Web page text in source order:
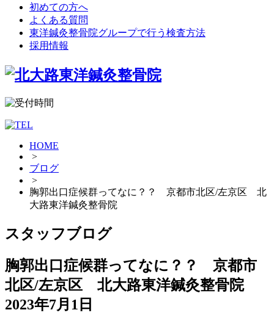
初めての方へ
よくある質問
東洋鍼灸整骨院グループで行う検査方法
採用情報
HOME
>
ブログ
>
胸郭出口症候群ってなに？？ 京都市北区/左京区 北
大路東洋鍼灸整骨院
スタッフブログ
胸郭出口症候群ってなに？？ 京都市
北区/左京区 北大路東洋鍼灸整骨院
2023年7月1日